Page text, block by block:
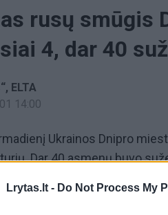
Lrytas.lt - Do Not Process My
rusų smūgis
4, dar 40
ELTA
14:00
Ukrainos Dnipro
Dar 40 asmenų buvo
srities karinės
Kiek anksčiau V.